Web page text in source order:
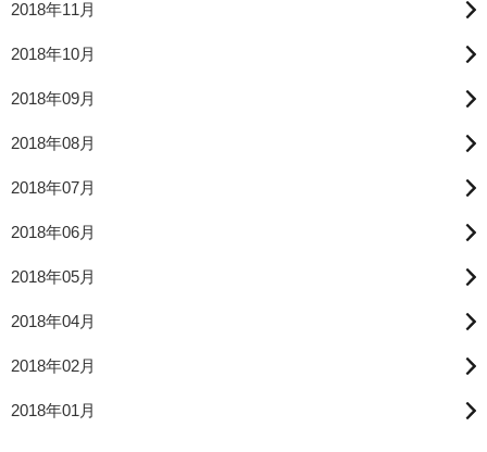
2018年11月
2018年10月
2018年09月
2018年08月
2018年07月
2018年06月
2018年05月
2018年04月
2018年02月
2018年01月